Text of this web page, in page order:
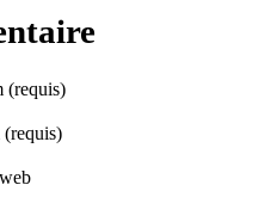
(requis)